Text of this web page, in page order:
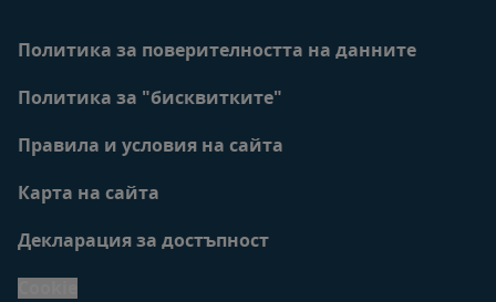
Политика за поверителността на данните
Политика за "бисквитките"
Правила и условия на сайта
Карта на сайта
Декларация за достъпност